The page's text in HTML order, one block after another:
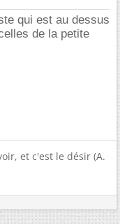
qui est au dessus
de la petite
et c'est le désir (A.